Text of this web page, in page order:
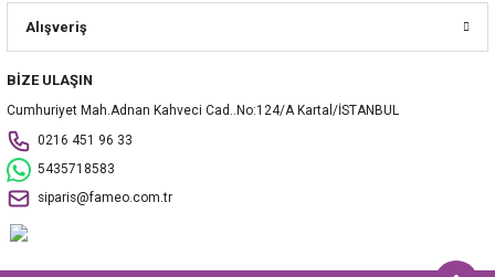
Alışveriş
BİZE ULAŞIN
Cumhuriyet Mah.Adnan Kahveci Cad..No:124/A Kartal/İSTANBUL
0216 451 96 33
5435718583
siparis@fameo.com.tr